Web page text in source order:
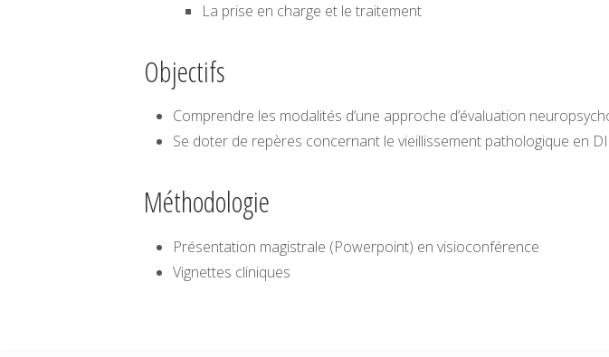
La prise en charge et le traitement
Objectifs
Comprendre les modalités d’une approche d’évaluation
Se doter de repères concernant le vieillissement pathologique en DI
Méthodologie
Présentation magistrale (Powerpoint) en visioconférence
Vignettes cliniques